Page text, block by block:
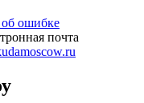
ошибке
почта